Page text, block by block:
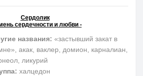
Сердолик
сердечности и любви -
названия: «застывший закат в
акак, ваклер, домион, карналиан,
ликурий
халцедон